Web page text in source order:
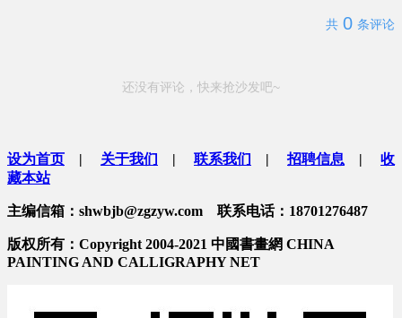
共 0 条评论
还没有评论，快来抢沙发吧~
设为首页 | 关于我们 | 联系我们 | 招聘信息 | 收
藏本站
主编信箱：shwbjb@zgzyw.com 联系电话：18701276487
版权所有：Copyright 2004-2021 中國書畫網 CHINA
PAINTING AND CALLIGRAPHY NET